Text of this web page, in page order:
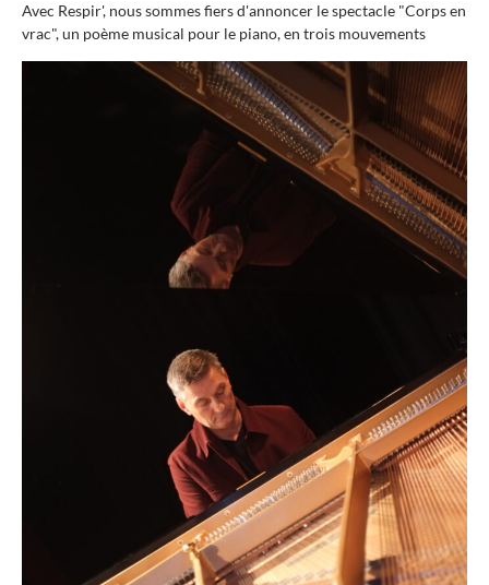
Avec Respir', nous sommes fiers d'annoncer le spectacle "Corps en
vrac", un poème musical pour le piano, en trois mouvements